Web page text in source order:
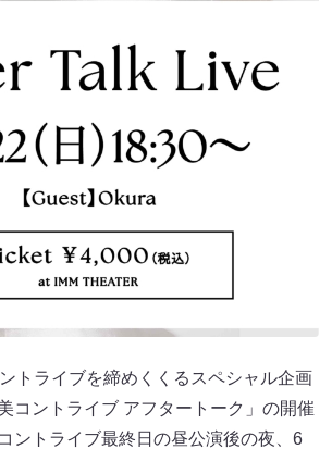
トライブを締めくくるスペシャル企画
コントライブ アフタートーク」の開催
ントライブ最終日の昼公演後の夜、6